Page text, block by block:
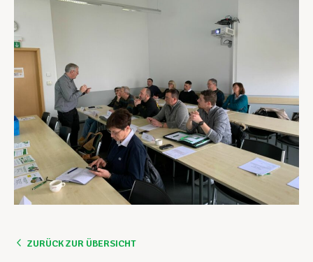
ZURÜCK ZUR ÜBERSICHT